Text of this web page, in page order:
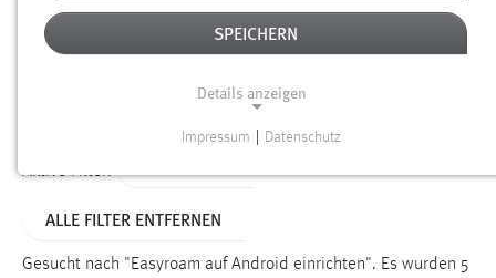
Alter
Aktive Filter:
ALLE FILTER ENTFERNEN
Gesucht nach "Easyroam auf Android einrichten". Es wurden 5
SPEICHERN
Details anzeigen
Funktionen und sind für die einwandfreie Funktion der
Impressum Datenschutz